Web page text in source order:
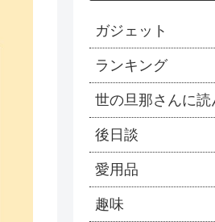
ガジェット
ランキング
世の旦那さんに
後日談
愛用品
趣味